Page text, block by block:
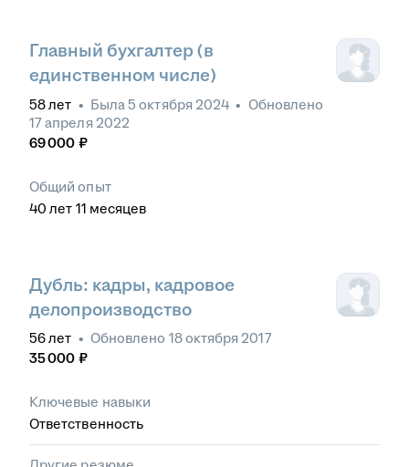
Главный бухгалтер (в
единственном числе)
58лет • Была5 октября 2024 • Обновлено
17 апреля 2022
69 000 ₽
Общий опыт
40 лет 11 месяцев
Дубль: кадры, кадровое
делопроизводство
56лет • Обновлено 18 октября 2017
35 000 ₽
Ключевые навыки
Ответственность